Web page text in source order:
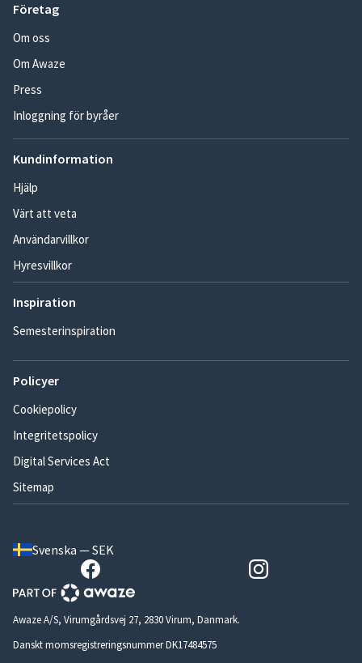
Företag
Om oss
Om Awaze
Press
Inloggning för byråer
Kundinformation
Hjälp
Värt att veta
Användarvillkor
Hyresvillkor
Inspiration
Semesterinspiration
Policyer
Cookiepolicy
Integritetspolicy
Digital Services Act
Sitemap
Svenska — SEK
Awaze A/S, Virumgårdsvej 27, 2830 Virum, Danmark.
Danskt momsregistreringsnummer DK17484575